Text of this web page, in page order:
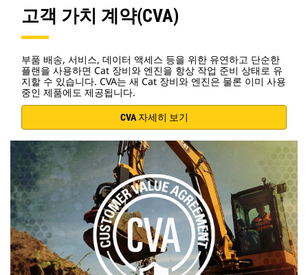
고객 가치 계약(CVA)
부품 배송, 서비스, 데이터 액세스 등을 위한 유연하고 단순한
플랜을 사용하면 Cat 장비와 엔진을 항상 작업 준비 상태로 유
지할 수 있습니다. CVA는 새 Cat 장비와 엔진은 물론 이미 사용
중인 제품에도 제공됩니다.
CVA 자세히 보기